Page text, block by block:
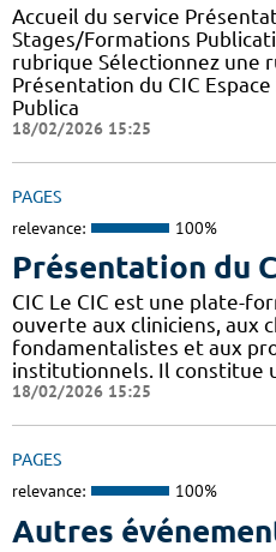
Accueil du service
Stages/Formations
rubrique Sélectionnez une
Présentation du CIC
Publica
18/02/2026 15:25
PAGES
relevance: 100%
Présentation du
CIC Le CIC est une plate-
ouverte aux cliniciens, aux
fondamentalistes et aux
institutionnels. Il constitue
18/02/2026 15:25
PAGES
relevance: 100%
Autres